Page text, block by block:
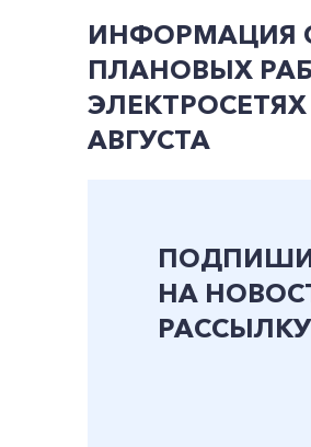
ИНФОРМАЦИЯ
ПЛАНОВЫХ
ЭЛЕКТРОСЕТЯХ
АВГУСТА
НА
РАССЫЛКУ